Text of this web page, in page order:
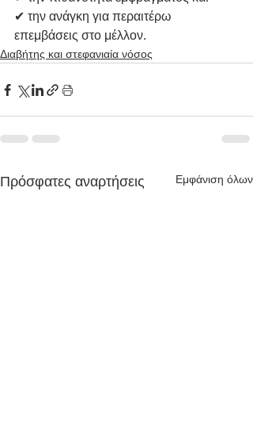
✔ την ανάγκη για περαιτέρω
επεμβάσεις στο μέλλον.
Διαβήτης και στεφανιαία νόσος
Πρόσφατες αναρτήσεις Εμφάνιση όλων